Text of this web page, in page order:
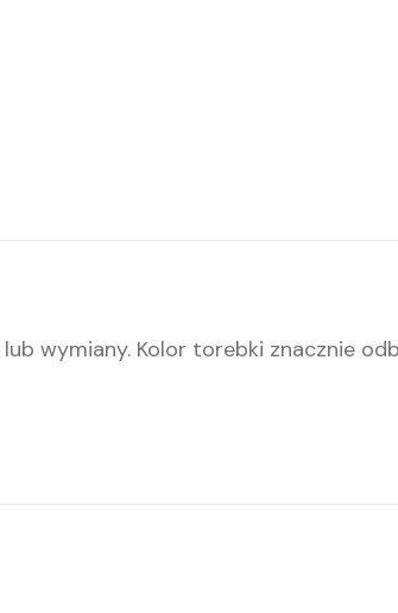
wymiany. Kolor torebki znacznie